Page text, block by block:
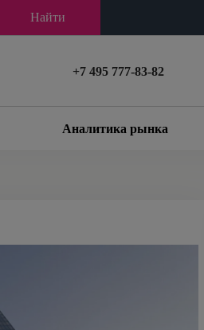
Найти
+7 495 777-83-82
Аналитика рынка